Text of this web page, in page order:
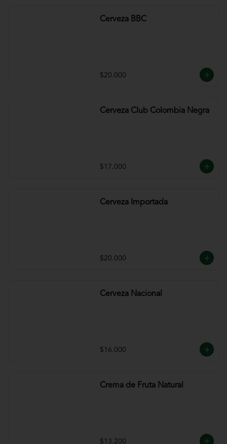
Cerveza BBC
$20.000
Cerveza Club Colombia Negra
$17.000
Cerveza Importada
$20.000
Cerveza Nacional
$16.000
Crema de Fruta Natural
$13.200